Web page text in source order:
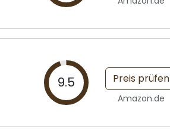
9.5 Preis prüfen
Amazon.de